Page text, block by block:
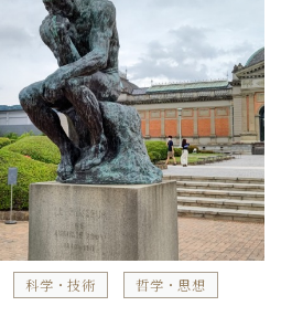
科学・技術
哲学・思想